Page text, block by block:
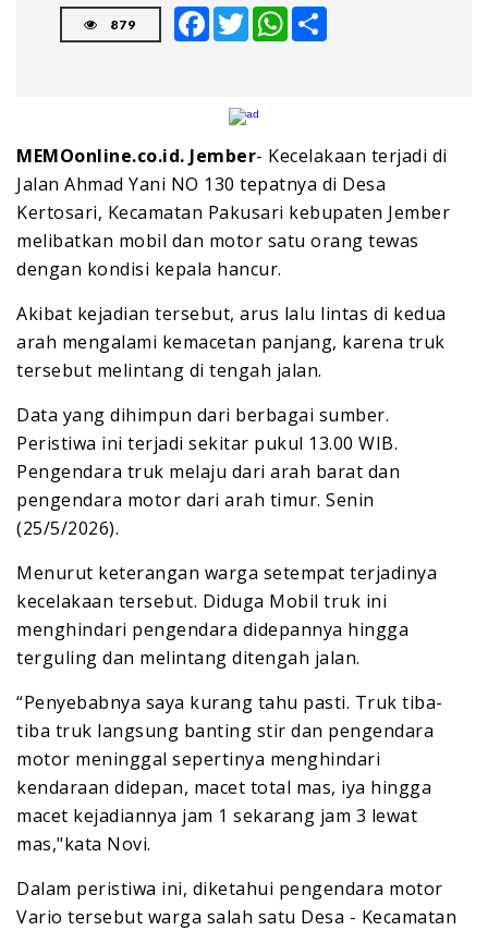
879
FacebookTwitter WhatsApp
MEMOonline.co.id. Jember- Kecelakaan terjadi di
Jalan Ahmad Yani NO 130 tepatnya di Desa
Kertosari, Kecamatan Pakusari kebupaten Jember
melibatkan mobil dan motor satu orang tewas
dengan kondisi kepala hancur.
Akibat kejadian tersebut, arus lalu lintas di kedua
arah mengalami kemacetan panjang, karena truk
tersebut melintang di tengah jalan.
Data yang dihimpun dari berbagai sumber.
Peristiwa ini terjadi sekitar pukul 13.00 WIB.
Pengendara truk melaju dari arah barat dan
pengendara motor dari arah timur. Senin
(25/5/2026).
Menurut keterangan warga setempat terjadinya
kecelakaan tersebut. Diduga Mobil truk ini
menghindari pengendara didepannya hingga
terguling dan melintang ditengah jalan.
“Penyebabnya saya kurang tahu pasti. Truk tiba-
tiba truk langsung banting stir dan pengendara
motor meninggal sepertinya menghindari
kendaraan didepan, macet total mas, iya hingga
macet kejadiannya jam 1 sekarang jam 3 lewat
mas,"kata Novi.
Dalam peristiwa ini, diketahui pengendara motor
Vario tersebut warga salah satu Desa - Kecamatan